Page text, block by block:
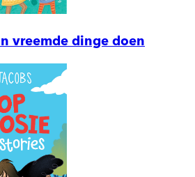
vreemde dinge doen